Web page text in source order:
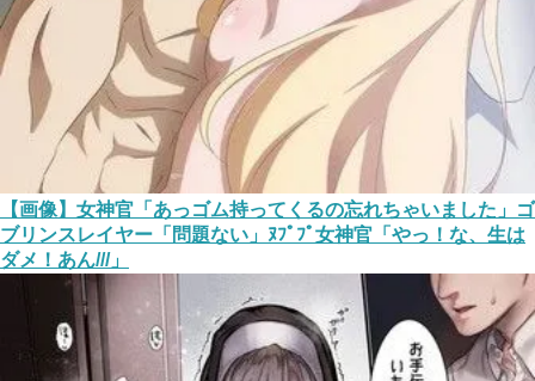
【画像】女神官「あっゴム持ってくるの忘れちゃいました」ゴ
ブリンスレイヤー「問題ない」ﾇﾌﾟﾌﾟ女神官「やっ！な、生は
ダメ！あん///」